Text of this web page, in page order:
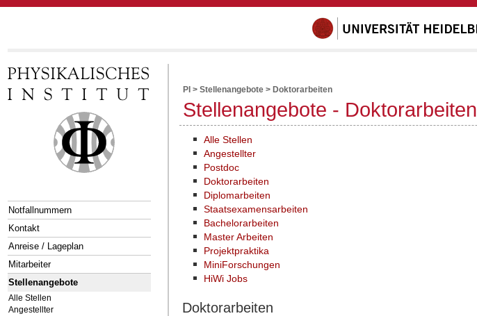
Notfallnummern
Kontakt
Anreise / Lageplan
Mitarbeiter
Stellenangebote
Alle Stellen
Angestellter
PI > Stellenangebote > Doktorarbeiten
Stellenangebote - Doktorarbeiten
Alle Stellen
Angestellter
Postdoc
Doktorarbeiten
Diplomarbeiten
Staatsexamensarbeiten
Bachelorarbeiten
Master Arbeiten
Projektpraktika
MiniForschungen
HiWi Jobs
Doktorarbeiten